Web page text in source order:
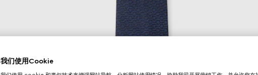
我们使用Cookie